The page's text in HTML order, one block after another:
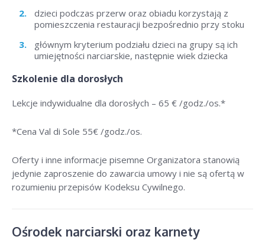
dzieci podczas przerw oraz obiadu korzystają z
pomieszczenia restauracji bezpośrednio przy stoku
głównym kryterium podziału dzieci na grupy są ich
umiejętności narciarskie, następnie wiek dziecka
Szkolenie dla dorosłych
Lekcje indywidualne dla dorosłych – 65 € /godz./os.*
*Cena Val di Sole 55€ /godz./os.
Oferty i inne informacje pisemne Organizatora stanowią
jedynie zaproszenie do zawarcia umowy i nie są ofertą w
rozumieniu przepisów Kodeksu Cywilnego.
Ośrodek narciarski oraz karnety